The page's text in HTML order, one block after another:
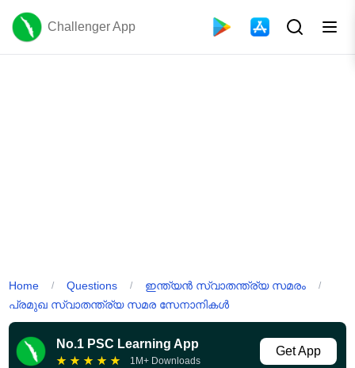
Challenger App
Home / Questions / ഇന്ത്യൻ സ്വാതന്ത്ര്യ സമരം /
പ്രമുഖ സ്വാതന്ത്ര്യ സമര സേനാനികൾ
No.1 PSC Learning App
★ ★ ★ ★ ★ 1M+ Downloads
Get App